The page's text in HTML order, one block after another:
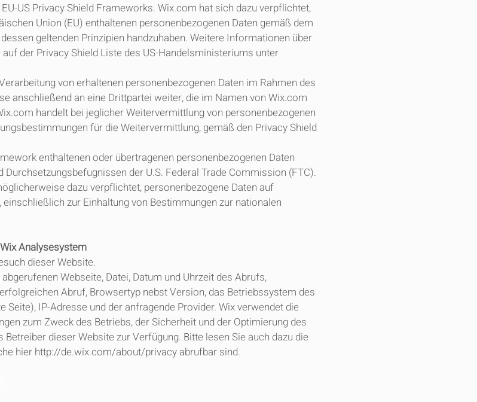
US Privacy Shield Frameworks. Wix.com hat sich dazu verpflichtet,
Union (EU) enthaltenen personenbezogenen Daten gemäß dem
geltenden Prinzipien handzuhaben. Weitere Informationen über
der Privacy Shield Liste des US-Handelsministeriums unter
von erhaltenen personenbezogenen Daten im Rahmen des
anschließend an eine Drittpartei weiter, die im Namen von Wix.com
handelt bei jeglicher Weitervermittlung von personenbezogenen
für die Weitervermittlung, gemäß den Privacy Shield
enthaltenen oder übertragenen personenbezogenen Daten
der U.S. Federal Trade Commission (FTC).
dazu verpflichtet, personenbezogene Daten auf
zur Einhaltung von Bestimmungen zur nationalen
Analysesystem
dieser Website.
Webseite, Datei, Datum und Uhrzeit des Abrufs,
Abruf, Browsertyp nebst Version, das Betriebssystem des
Seite), IP-Adresse und der anfragende Provider. Wix verwendet die
zum Zweck des Betriebs, der Sicherheit und der Optimierung des
dieser Website zur Verfügung. Bitte lesen Sie auch dazu die
hier http://de.wix.com/about/privacy abrufbar sind.​